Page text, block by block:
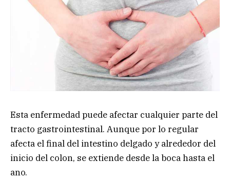
Esta enfermedad puede afectar cualquier parte del
tracto gastrointestinal. Aunque por lo regular
afecta el final del intestino delgado y alrededor del
inicio del colon, se extiende desde la boca hasta el
ano.